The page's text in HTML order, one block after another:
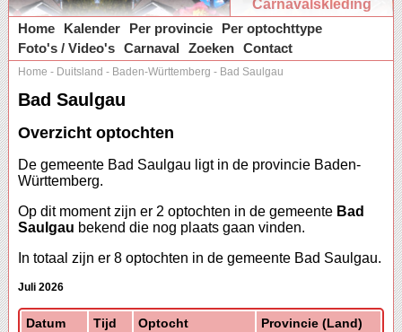
Carnavalskleding
Home
Kalender Per provincie
Per optochttype
Foto's / Video's Carnaval Zoeken Contact
Home - Duitsland - Baden-Württemberg - Bad Saulgau
Bad Saulgau
Overzicht optochten
De gemeente Bad Saulgau ligt in de provincie Baden-
Württemberg.
Op dit moment zijn er 2 optochten in de gemeente Bad
Saulgau bekend die nog plaats gaan vinden.
In totaal zijn er 8 optochten in de gemeente Bad Saulgau.
Juli 2026
Datum Tijd Optocht Provincie (Land)